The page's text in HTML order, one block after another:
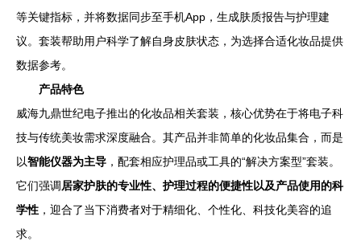
等关键指标，并将数据同步至手机App，生成肤质报告与护理建
议。套装帮助用户科学了解自身皮肤状态，为选择合适化妆品提供
数据参考。
产品特色
威海九鼎世纪电子推出的化妆品相关套装，核心优势在于将电子科
技与传统美妆需求深度融合。其产品并非简单的化妆品集合，而是
以智能仪器为主导 ，配套相应护理品或工具的“解决方案型”套装。
它们强调 居家护肤的专业性、护理过程的便捷性以及产品使用的科
学性 ，迎合了当下消费者对于精细化、个性化、科技化美容的追
求。